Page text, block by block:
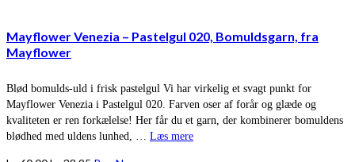
Mayflower Venezia – Pastelgul 020, Bomuldsgarn, fra
Mayflower
Blød bomulds-uld i frisk pastelgul Vi har virkelig et svagt punkt for
Mayflower Venezia i Pastelgul 020. Farven oser af forår og glæde og
kvaliteten er ren forkælelse! Her får du et garn, der kombinerer bomuldens
blødhed med uldens lunhed, … Læs mere